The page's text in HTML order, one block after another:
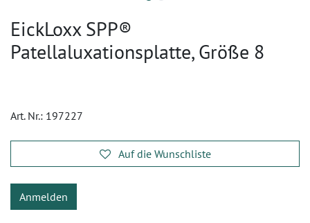
EickLoxx SPP®
Patellaluxationsplatte, Größe 8
Art. Nr.: 197227
Auf die Wunschliste
Anmelden